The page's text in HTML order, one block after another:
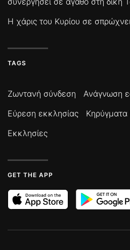
Η χάρις του Κυρίου σε
TAGS
Ζωντανή σύνδεση Ανάγνωση
Εύρεση εκκλησίας
Εκκλησίες
GET THE APP